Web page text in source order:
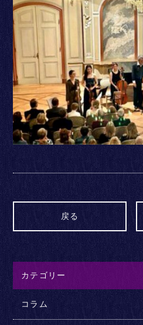
戻る
カテゴリー
コラム